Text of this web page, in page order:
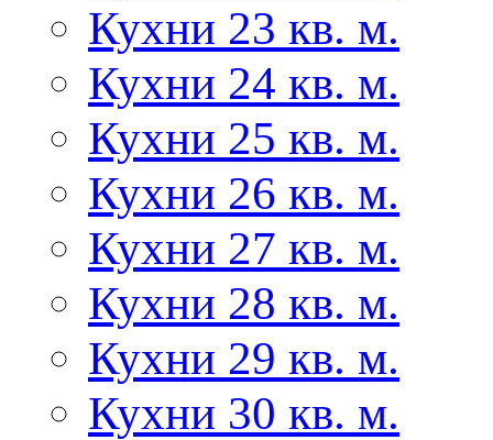
Кухни 23 кв. м.
Кухни 24 кв. м.
Кухни 25 кв. м.
Кухни 26 кв. м.
Кухни 27 кв. м.
Кухни 28 кв. м.
Кухни 29 кв. м.
Кухни 30 кв. м.